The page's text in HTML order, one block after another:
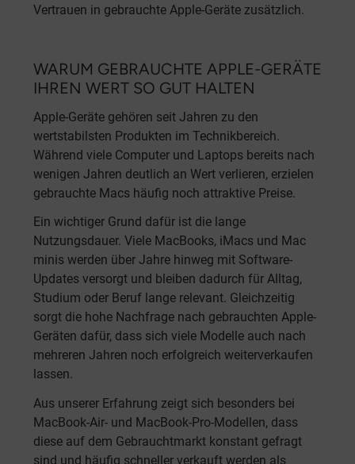
Vertrauen in gebrauchte Apple-Geräte zusätzlich.
WARUM GEBRAUCHTE APPLE-GERÄTE
IHREN WERT SO GUT HALTEN
Apple-Geräte gehören seit Jahren zu den
wertstabilsten Produkten im Technikbereich.
Während viele Computer und Laptops bereits nach
wenigen Jahren deutlich an Wert verlieren, erzielen
gebrauchte Macs häufig noch attraktive Preise.
Ein wichtiger Grund dafür ist die lange
Nutzungsdauer. Viele MacBooks, iMacs und Mac
minis werden über Jahre hinweg mit Software-
Updates versorgt und bleiben dadurch für Alltag,
Studium oder Beruf lange relevant. Gleichzeitig
sorgt die hohe Nachfrage nach gebrauchten Apple-
Geräten dafür, dass sich viele Modelle auch nach
mehreren Jahren noch erfolgreich weiterverkaufen
lassen.
Aus unserer Erfahrung zeigt sich besonders bei
MacBook-Air- und MacBook-Pro-Modellen, dass
diese auf dem Gebrauchtmarkt konstant gefragt
sind und häufig schneller verkauft werden als